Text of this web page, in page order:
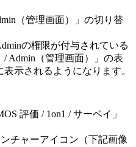
（管理画面）」の切り替
の権限が付与されている
/ Admin（管理画面）」の表
示されるようになります。
評価 / 1on1 / サーベイ」
チャーアイコン（下記画像